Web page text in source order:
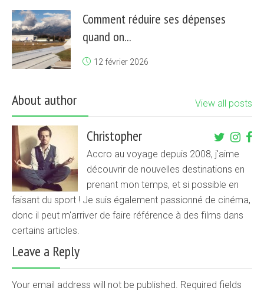
Comment réduire ses dépenses
quand on...
12 février 2026
About author View all posts
Christopher
Accro au voyage depuis 2008, j'aime
découvrir de nouvelles destinations en
prenant mon temps, et si possible en
faisant du sport ! Je suis également passionné de cinéma,
donc il peut m'arriver de faire référence à des films dans
certains articles.
Leave a Reply
Your email address will not be published. Required fields